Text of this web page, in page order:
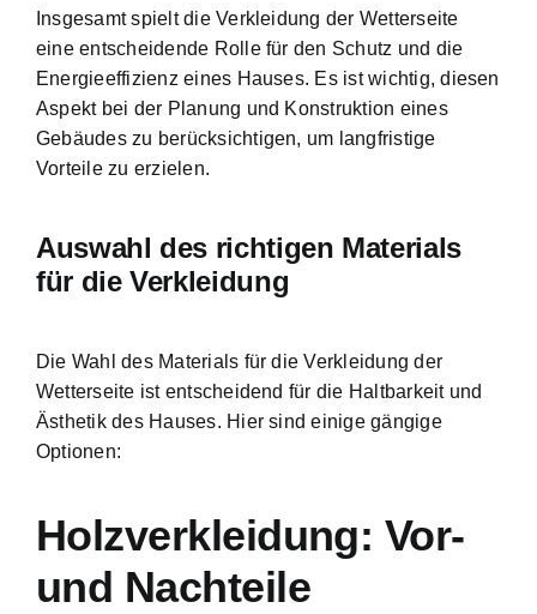
Insgesamt spielt die Verkleidung der Wetterseite
eine entscheidende Rolle für den Schutz und die
Energieeffizienz eines Hauses. Es ist wichtig, diesen
Aspekt bei der Planung und Konstruktion eines
Gebäudes zu berücksichtigen, um langfristige
Vorteile zu erzielen.
Auswahl des richtigen Materials
für die Verkleidung
Die Wahl des Materials für die Verkleidung der
Wetterseite ist entscheidend für die Haltbarkeit und
Ästhetik des Hauses. Hier sind einige gängige
Optionen:
Holzverkleidung: Vor-
und Nachteile